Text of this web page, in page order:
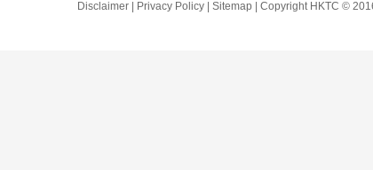
Disclaimer | Privacy Policy | Sitemap | Copyright HKTC ©